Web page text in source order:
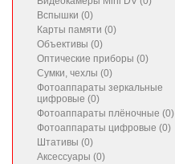
Вспышки (0)
Карты памяти (0)
Объективы (0)
Оптические приборы (0)
Сумки, чехлы (0)
Фотоаппараты зеркальные
цифровые (0)
Фотоаппараты плёночные (0)
Фотоаппараты цифровые (0)
Штативы (0)
Аксессуары (0)